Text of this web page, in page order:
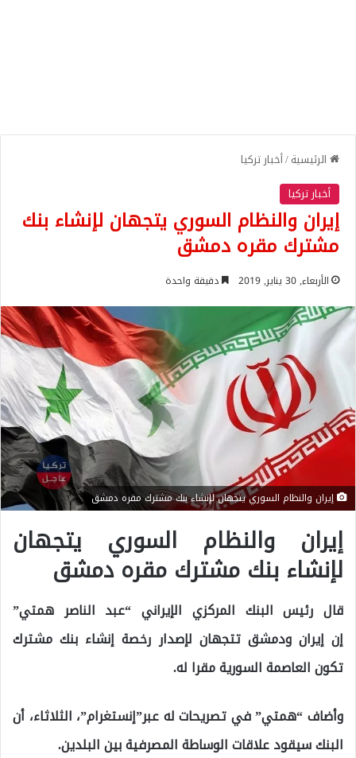
الرئيسية/أخبار تركيا
أخبار تركيا
إيران والنظام السوري يتجهان لإنشاء بنك
مشترك مقره دمشق
الأربعاء, 30 يناير, 2019 دقيقة واحدة
إيران والنظام السوري يتجهان لإنشاء بنك مشترك مقره دمشق
إيران والنظام السوري يتجهان
لإنشاء بنك مشترك مقره دمشق
قال رئيس البنك المركزي الإيراني “عبد الناصر همتي”
إن إيران ودمشق تتجهان لإصدار رخصة إنشاء بنك مشترك
تكون العاصمة السورية مقرا له.
وأضاف “همتي” في تصريحات له عبر”إنستغرام”، الثلاثاء، أن
البنك سيقود علاقات الوساطة المصرفية بين البلدين.